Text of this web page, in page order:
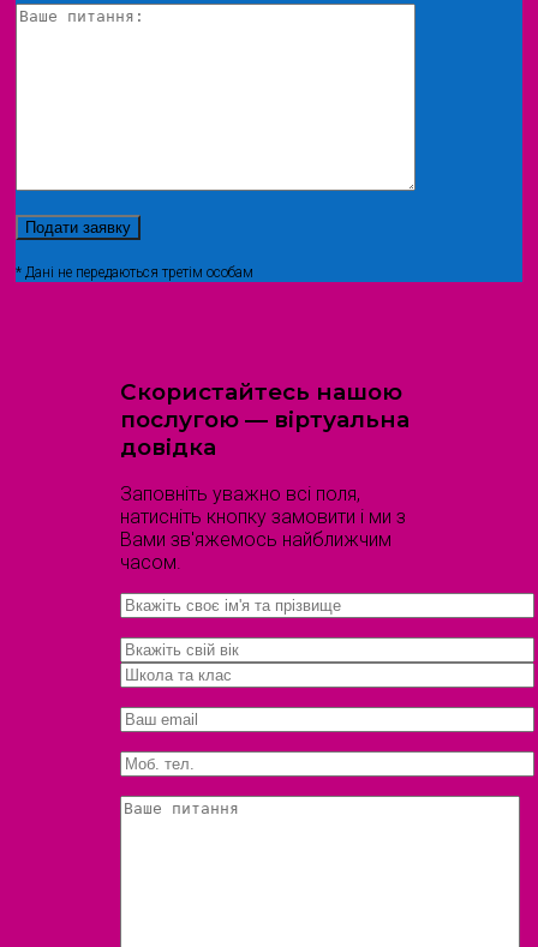
* Дані не передаються третім особам
Скористайтесь нашою
послугою — віртуальна
довідка
Заповніть уважно всі поля,
натисніть кнопку замовити і ми з
Вами зв'яжемось найближчим
часом.